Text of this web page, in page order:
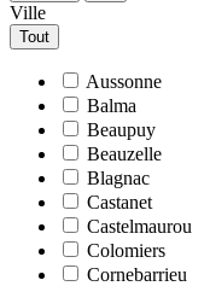
Ville
Tout
Aussonne
Balma
Beaupuy
Beauzelle
Blagnac
Castanet
Castelmaurou
Colomiers
Cornebarrieu